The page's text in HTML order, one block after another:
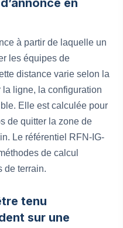
en
à partir de laquelle un
les équipes de
distance varie selon la
ligne, la configuration
Elle est calculée pour
de quitter la zone de
Le référentiel RFN-IG-
de calcul
de terrain.
tenu
sur une